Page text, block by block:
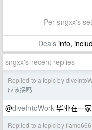
Per sngxx's
Dealsinfo,
sngxx's recent replies
Replied to a topic by
应该接吗
@diveIntoWork 毕业在一
Replied to a topic by flame666